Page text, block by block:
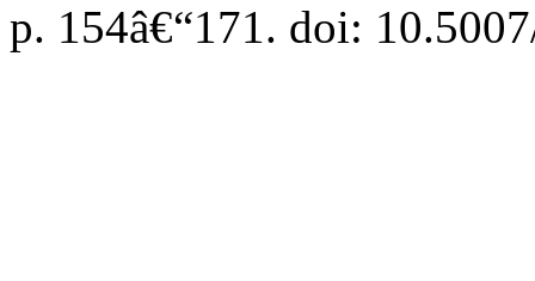
p. 154â€“171. doi: